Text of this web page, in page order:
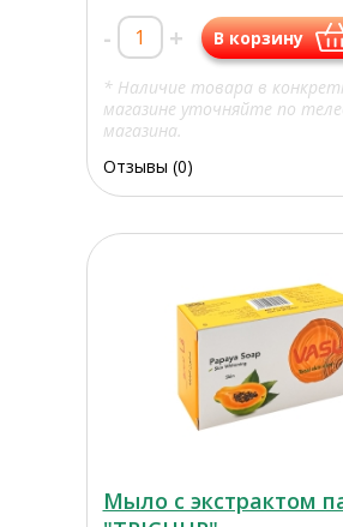
- + В корзину
* Наличие товара в
магазине уточняйте по
магазина.
Отзывы (0)
Мыло с экстрактом